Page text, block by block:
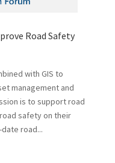
Road Safety
with GIS to
management and
is to support road
safety on their
road...